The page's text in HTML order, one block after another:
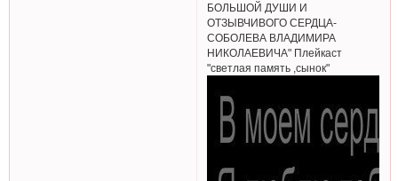
БОЛЬШОЙ ДУШИ И
ОТЗЫВЧИВОГО СЕРДЦА-
СОБОЛЕВА ВЛАДИМИРА
НИКОЛАЕВИЧА" Плейкаст
"светлая память ,сынок"